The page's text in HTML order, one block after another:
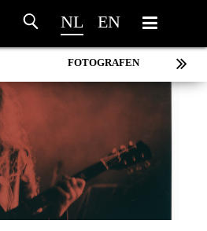
NL EN
FOTOGRAFEN
MARC DE KROSSE
MISCHA VEENEMA
JEROEN DEKKER
BOB DE VRIES
RICHARD POSTMA